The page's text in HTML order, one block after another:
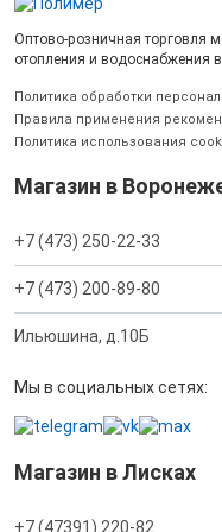
Оптово-розничная торговля
отопления и водоснабжения
Политика обработки
Правила применения
Политика использования
Магазин в
+7 (473) 250-22-33
+7 (473) 200-89-80
Ильюшина, д.10Б
Мы в социальных сетях:
Магазин в Лисках
+7 (47391) 220-82